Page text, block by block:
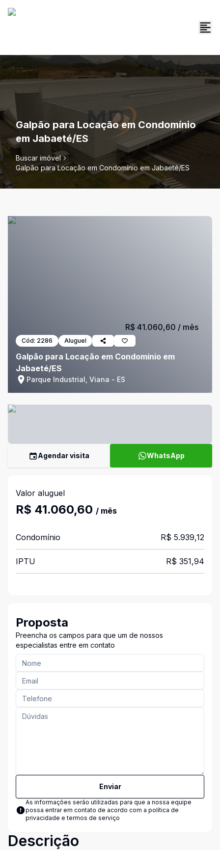
Galpão para Locação em Condomínio
em Jabaeté/ES
Buscar imóvel
Galpão para Locação em Condomínio em Jabaeté/ES
Cód: 2286 Aluguel
Galpão para Locação em Condomínio em
Jabaeté/ES
Parque Industrial, Viana - ES
R$ 41.060,60 / mês
Agendar visita WhatsApp
Valor aluguel
R$ 41.060,60 / mês
Condomínio R$ 5.939,12
IPTU R$ 351,94
Proposta
Preencha os campos para que um de nossos
especialistas entre em contato
Enviar
As informações serão utilizadas para que a nossa equipe
possa entrar em contato de acordo com a política de
privacidade e termos de serviço
Descrição